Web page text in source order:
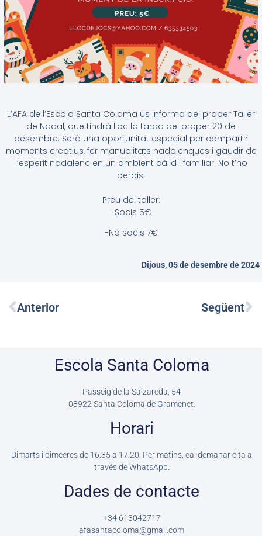
L’AFA de l’Escola Santa Coloma us informa del proper Taller
de Nadal, que tindrà lloc la tarda del proper 20 de
desembre. Serà una oportunitat especial per compartir
moments creatius, fer manualitats nadalenques i gaudir de
l’esperit nadalenc en un ambient càlid i familiar. No t’ho
perdis!
Preu del taller:
-Socis 5€
-No socis 7€
Dijous, 05 de desembre de 2024
Prev
Anterior Següent
Escola Santa Coloma
Passeig de la Salzareda, 54
08922 Santa Coloma de Gramenet.
Horari
Dimarts i dimecres de 16:35 a 17:20. Per matins, cal demanar cita a
través de WhatsApp.
Dades de contacte
+34 613042717
afasantacoloma@gmail.com